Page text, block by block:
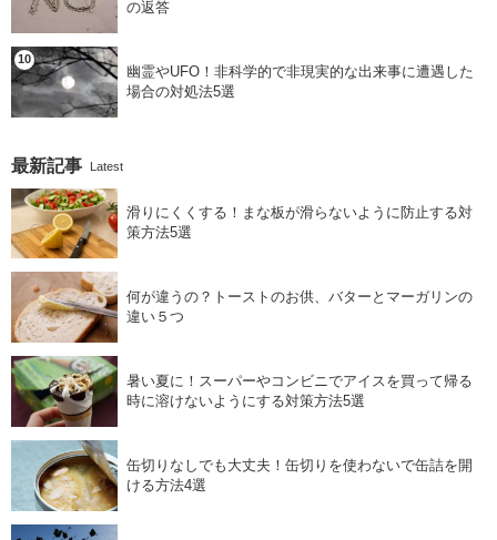
の返答
幽霊やUFO！非科学的で非現実的な出来事に遭遇した
場合の対処法5選
最新記事 Latest
滑りにくくする！まな板が滑らないように防止する対
策方法5選
何が違うの？トーストのお供、バターとマーガリンの
違い５つ
暑い夏に！スーパーやコンビニでアイスを買って帰る
時に溶けないようにする対策方法5選
缶切りなしでも大丈夫！缶切りを使わないで缶詰を開
ける方法4選